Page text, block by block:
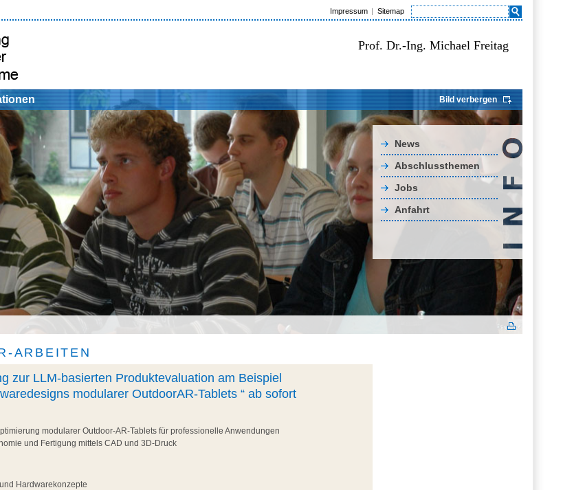
Impressum Sitemap
Prof. Dr.-Ing. Michael Freitag
Bild verbergen
News
Abschlussthemen
Jobs
Anfahrt
ARBEITEN
zur LLM-basierten Produktevaluation am Beispiel
modularer OutdoorAR-Tablets “ ab sofort
modularer Outdoor-AR-Tablets für professionelle Anwendungen
und Fertigung mittels CAD und 3D-Druck
Hardwarekonzepte